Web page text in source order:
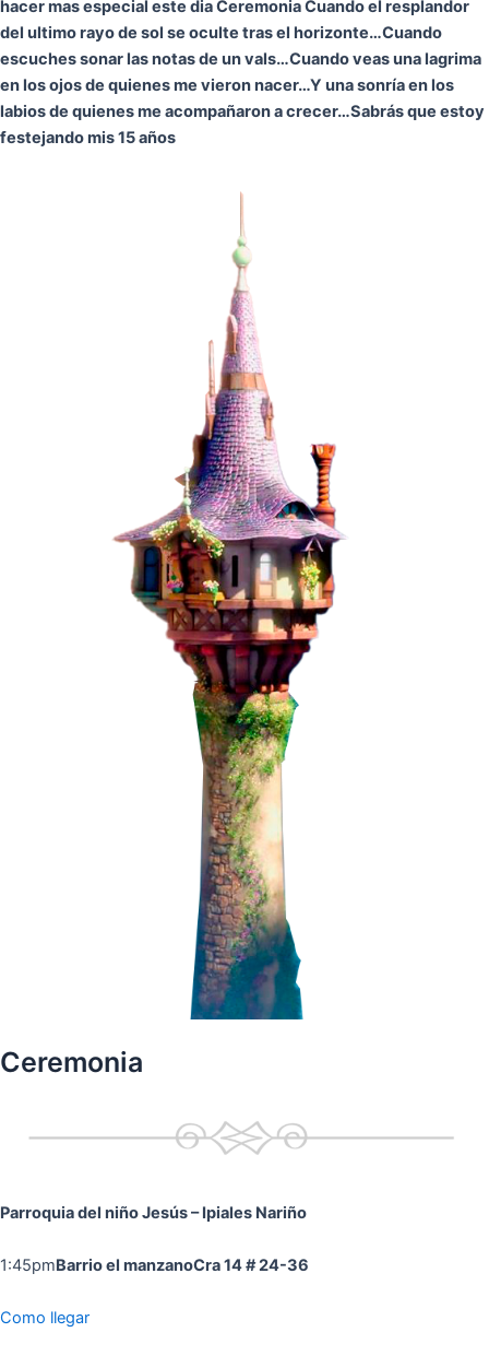
hacer mas especial este dia CeremoniaCuando el resplandor
del ultimo rayo de sol se oculte tras el horizonte…Cuando
escuches sonar las notas de un vals…Cuando veas una lagrima
en los ojos de quienes me vieron nacer…Y una sonría en los
labios de quienes me acompañaron a crecer…Sabrás que estoy
festejando mis 15 años
Ceremonia
Parroquia del niño Jesús– Ipiales Nariño
1:45pmBarrio el manzanoCra 14 # 24-36
Como llegar